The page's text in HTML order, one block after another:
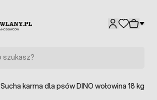
Sucha karma dla psów DINO wołowina 18 kg